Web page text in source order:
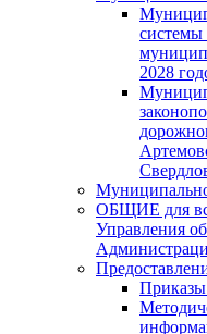
системы
2028
ОБЩИЕ для
Управления